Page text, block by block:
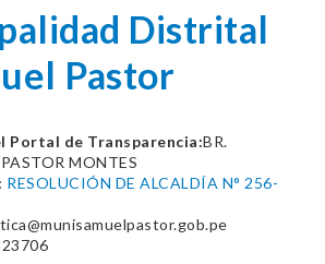
Distrital
Pastor
Portal de Transparencia:BR.
MONTES
RESOLUCIÓN DE ALCALDÍA N° 256-